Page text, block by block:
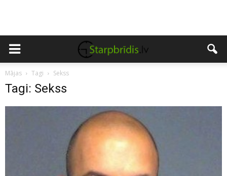
Mājas Tagi Sekss
Tagi: Sekss